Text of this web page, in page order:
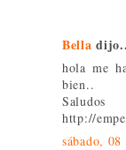
Bella
hola me
bien..
Saludos
http://
sábado,